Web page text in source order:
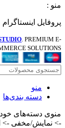
منو :
پروفایل اینستاگرام
. PREMIUM E-
SOLUTIONS.
منو
دسته بندی‌ها
منوی دسته‌های خود
-> نمایش/مخفی ->